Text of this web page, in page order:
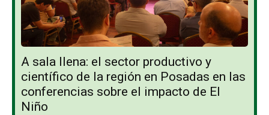
A sala llena: el sector productivo y
científico de la región en Posadas en las
conferencias sobre el impacto de El
Niño